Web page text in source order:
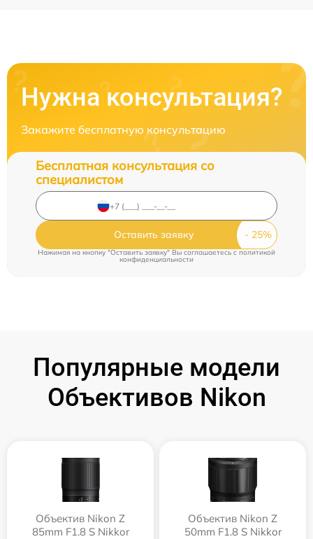
Нужна консультация?
Закажите бесплатную консультацию
Бесплатная консультация со
специалистом
Оставить заявку
Нажимая на кнопку "Оставить заявку" Вы соглашаетесь cполитикой
конфиденциальности
Популярные модели
Объективов Nikon
Объектив Nikon Z
85mm F1.8 S Nikkor
Объектив Nikon Z
50mm F1.8 S Nikkor